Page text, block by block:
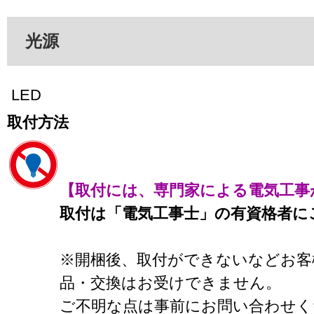
光源
LED
取付方法
【取付には、専門家による電気工
取付は「電気工事士」の有資格者
※開梱後、取付ができないなどお
品・交換はお受けできません。
ご不明な点は事前にお問い合わせ